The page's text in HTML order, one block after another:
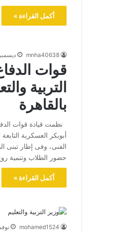
أكمل القراءة »
mnha40638 ديسمبر 26, 2024
قوات
التربية
بالقاهرة
نظمت قيادة قوات
أبوبكر العسكرية
الفنى، وفى إطار تبنى
حضور الطلاب وتنمية روح
أكمل القراءة »
mohamed1524 نوفمبر